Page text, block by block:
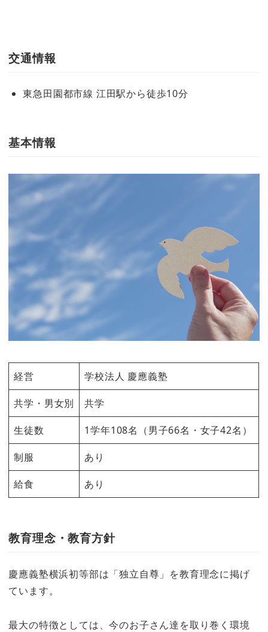
交通情報
東急田園都市線 江田駅から徒歩10分
基本情報
経営 学校法人 慶應義塾
共学・男女別 共学
生徒数 1学年108名（男子66名・女子42名）
制服 あり
給食 あり
教育理念・教育方針
慶應義塾横浜初等部は「独立自尊」を教育理念に掲げ
ています。
最大の特徴としては、今のお子さん達を取り巻く環境